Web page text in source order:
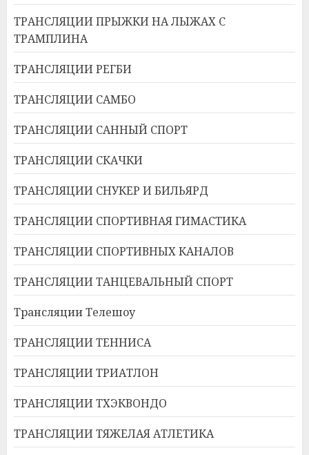
ТРАНСЛЯЦИИ ПРЫЖКИ НА ЛЫЖАХ С
ТРАМПЛИНА
ТРАНСЛЯЦИИ РЕГБИ
ТРАНСЛЯЦИИ САМБО
ТРАНСЛЯЦИИ САННЫЙ СПОРТ
ТРАНСЛЯЦИИ СКАЧКИ
ТРАНСЛЯЦИИ СНУКЕР И БИЛЬЯРД
ТРАНСЛЯЦИИ СПОРТИВНАЯ ГИМАСТИКА
ТРАНСЛЯЦИИ СПОРТИВНЫХ КАНАЛОВ
ТРАНСЛЯЦИИ ТАНЦЕВАЛЬНЫЙ СПОРТ
Трансляции Телешоу
ТРАНСЛЯЦИИ ТЕННИСА
ТРАНСЛЯЦИИ ТРИАТЛОН
ТРАНСЛЯЦИИ ТХЭКВОНДО
ТРАНСЛЯЦИИ ТЯЖЕЛАЯ АТЛЕТИКА